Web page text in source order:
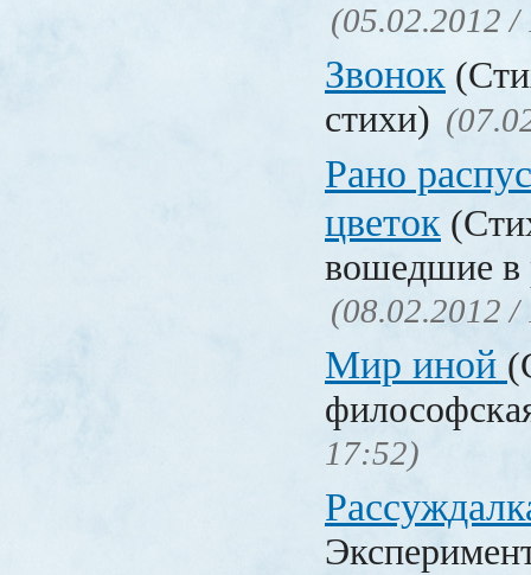
(05.02.2012 /
Звонок
стихи)
Рано
цветок
вошедшие в
(08.02.2012 /
Мир иной
17:52)